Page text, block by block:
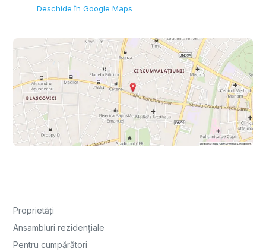
Deschide în Google Maps
Proprietăți
Ansambluri rezidențiale
Pentru cumpărători